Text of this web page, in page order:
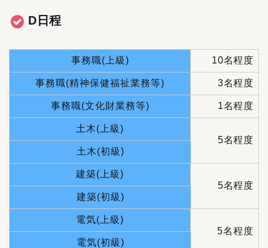
D日程
事務職(上級) 10名程度
事務職(精神保健福祉業務等) 3名程度
事務職(文化財業務等) 1名程度
土木(上級)
5名程度
土木(初級)
建築(上級)
5名程度
建築(初級)
電気(上級)
5名程度
電気(初級)